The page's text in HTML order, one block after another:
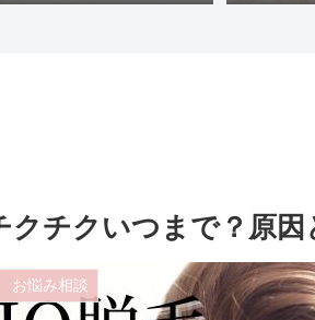
クチクいつまで？原
お悩み相談